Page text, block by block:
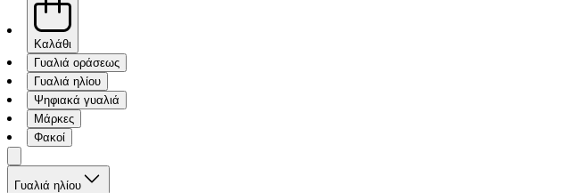
Καλάθι
Γυαλιά οράσεως
Γυαλιά ηλίου
Ψηφιακά γυαλιά
Μάρκες
Φακοί
Γυαλιά ηλίου